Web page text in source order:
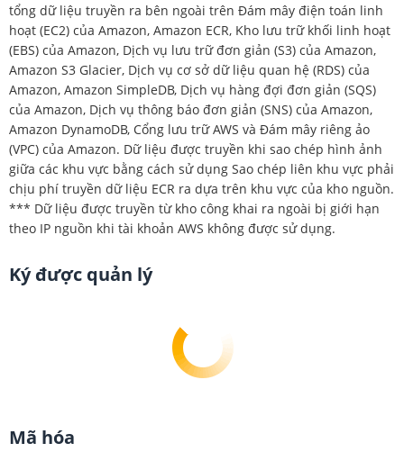
tổng dữ liệu truyền ra bên ngoài trên Đám mây điện toán linh
hoạt (EC2) của Amazon, Amazon ECR, Kho lưu trữ khối linh hoạt
(EBS) của Amazon, Dịch vụ lưu trữ đơn giản (S3) của Amazon,
Amazon S3 Glacier, Dịch vụ cơ sở dữ liệu quan hệ (RDS) của
Amazon, Amazon SimpleDB, Dịch vụ hàng đợi đơn giản (SQS)
của Amazon, Dịch vụ thông báo đơn giản (SNS) của Amazon,
Amazon DynamoDB, Cổng lưu trữ AWS và Đám mây riêng ảo
(VPC) của Amazon. Dữ liệu được truyền khi sao chép hình ảnh
giữa các khu vực bằng cách sử dụng Sao chép liên khu vực phải
chịu phí truyền dữ liệu ECR ra dựa trên khu vực của kho nguồn.
*** Dữ liệu được truyền từ kho công khai ra ngoài bị giới hạn
theo IP nguồn khi tài khoản AWS không được sử dụng.
Ký được quản lý
Mã hóa